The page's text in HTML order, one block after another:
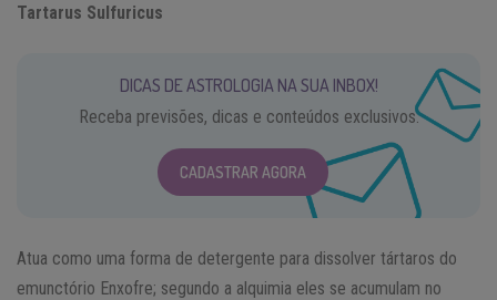
Tartarus Sulfuricus
DICAS DE ASTROLOGIA NA SUA INBOX!
Receba previsões, dicas e conteúdos exclusivos.
CADASTRAR AGORA
Atua como uma forma de detergente para dissolver tártaros do
emunctório Enxofre; segundo a alquimia eles se acumulam no